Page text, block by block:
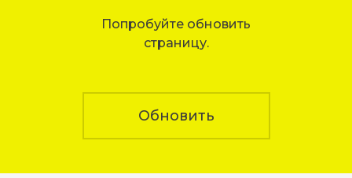
Попробуйте обновить
страницу.
Обновить